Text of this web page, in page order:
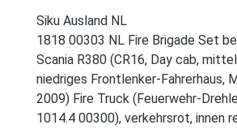
Siku Ausland NL
1818 00303 NL Fire Brigade Set
Scania R380 (CR16, Day cab,
niedriges Frontlenker-Fahrerhaus,
2009) Fire Truck (Feuerwehr-
1014.4 00300), verkehrsrot, innen